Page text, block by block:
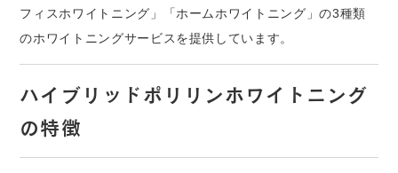
フィスホワイトニング」「ホームホワイトニング」の3種類
のホワイトニングサービスを提供しています。
ハイブリッドポリリンホワイトニング
の特徴